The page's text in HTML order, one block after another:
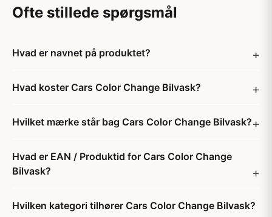
Ofte stillede spørgsmål
Hvad er navnet på produktet?
Hvad koster Cars Color Change Bilvask?
Hvilket mærke står bag Cars Color Change Bilvask?
Hvad er EAN / Produktid for Cars Color Change
Bilvask?
Hvilken kategori tilhører Cars Color Change Bilvask?